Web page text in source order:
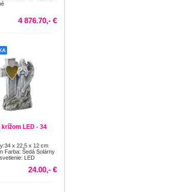
4 876.70,- €
LED - 34
x 22,5 x 12 cm
Farba: Šedá Solárny
LED
24.00,- €